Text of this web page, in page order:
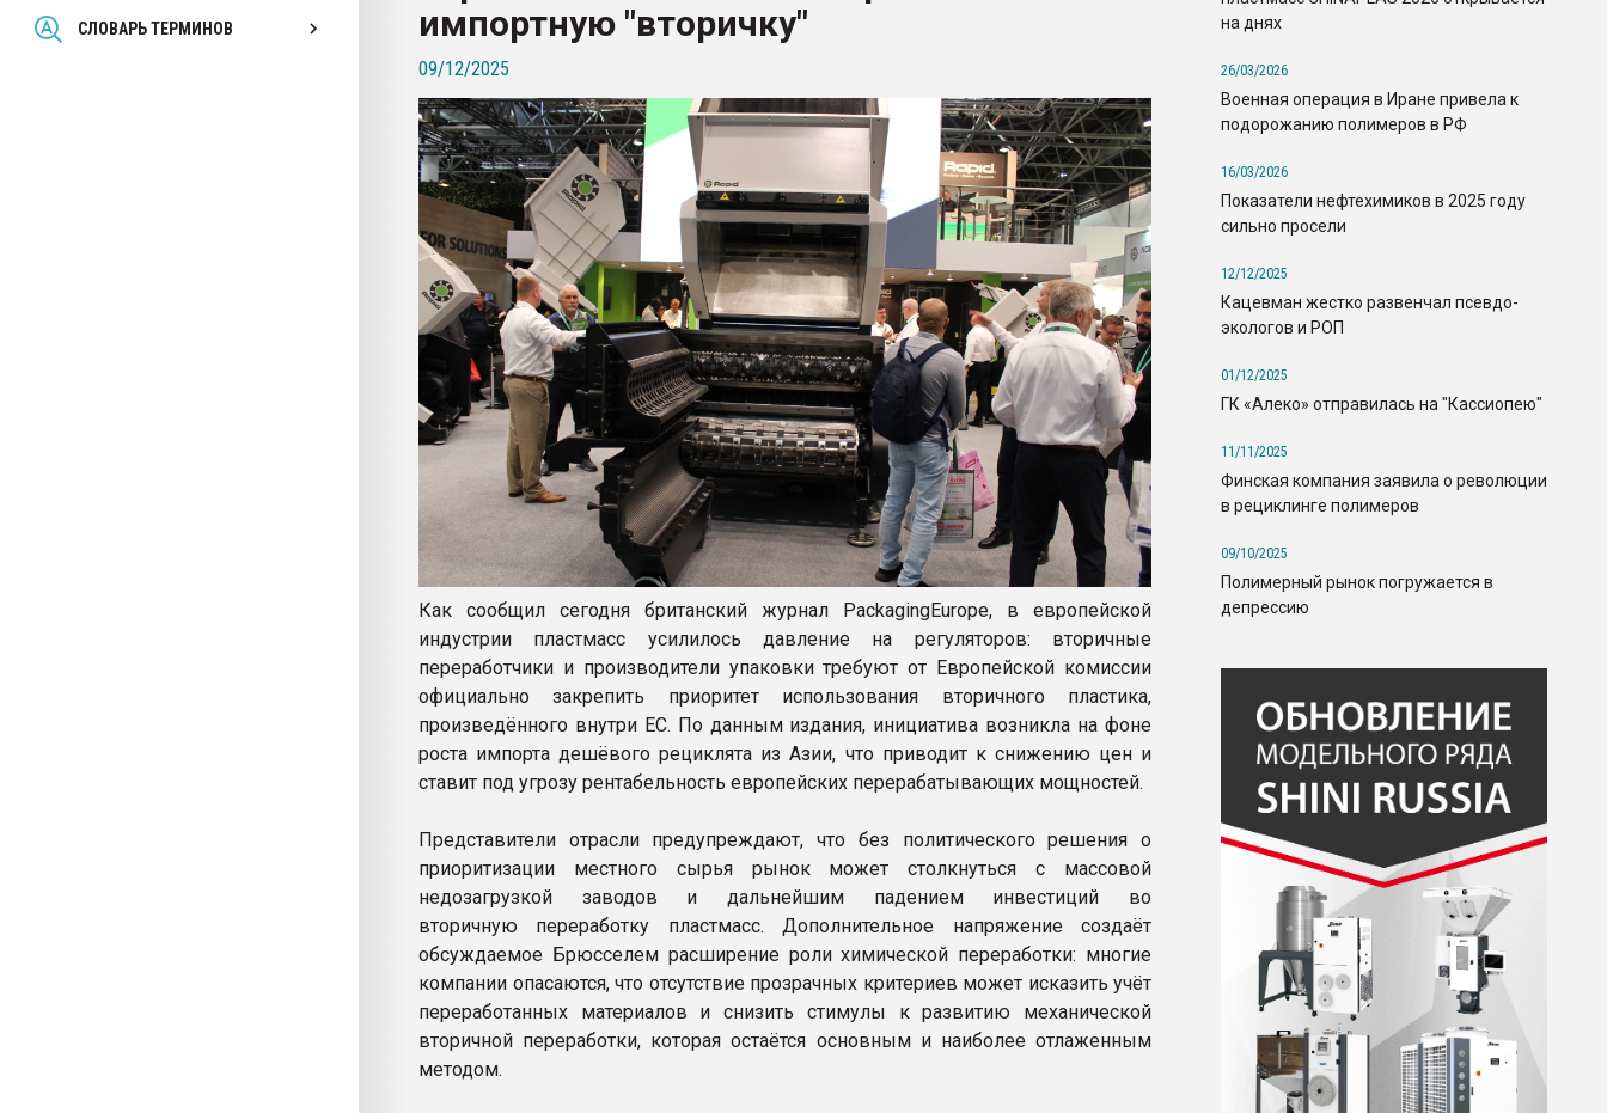
СЛОВАРЬ ТЕРМИНОВ
Всё, что касается выдува ПЭТ
бутылок
ПЕРЕЙТИ НА ФОРУМ
импортную "вторичку"
09/12/2025
Как сообщил сегодня британский журнал PackagingEurope, в европейской
индустрии пластмасс усилилось давление на регуляторов: вторичные
переработчики и производители упаковки требуют от Европейской комиссии
официально закрепить приоритет использования вторичного пластика,
произведённого внутри ЕС. По данным издания, инициатива возникла на фоне
роста импорта дешёвого рециклята из Азии, что приводит к снижению цен и
ставит под угрозу рентабельность европейских перерабатывающих мощностей.
Представители отрасли предупреждают, что без политического решения о
приоритизации местного сырья рынок может столкнуться с массовой
недозагрузкой заводов и дальнейшим падением инвестиций во
вторичную переработку пластмасс. Дополнительное напряжение создаёт
обсуждаемое Брюсселем расширение роли химической переработки: многие
компании опасаются, что отсутствие прозрачных критериев может исказить учёт
переработанных материалов и снизить стимулы к развитию механической
вторичной переработки, которая остаётся основным и наиболее отлаженным
методом.
на днях
26/03/2026
Военная операция в Иране привела к
подорожанию полимеров в РФ
16/03/2026
Показатели нефтехимиков в 2025 году
сильно просели
12/12/2025
Кацевман жестко развенчал псевдо-
экологов и РОП
01/12/2025
ГК «Алеко» отправилась на "Кассиопею"
11/11/2025
Финская компания заявила о революции
в рециклинге полимеров
09/10/2025
Полимерный рынок погружается в
депрессию